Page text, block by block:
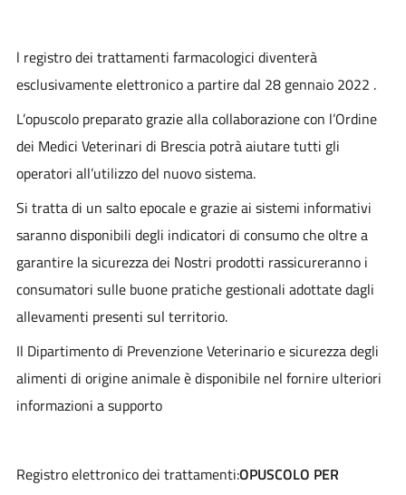
l registro dei trattamenti farmacologici diventerà
esclusivamente elettronico a partire dal 28 gennaio 2022 .
L’opuscolo preparato grazie alla collaborazione con l’Ordine
dei Medici Veterinari di Brescia potrà aiutare tutti gli
operatori all’utilizzo del nuovo sistema.
Si tratta di un salto epocale e grazie ai sistemi informativi
saranno disponibili degli indicatori di consumo che oltre a
garantire la sicurezza dei Nostri prodotti rassicureranno i
consumatori sulle buone pratiche gestionali adottate dagli
allevamenti presenti sul territorio.
Il Dipartimento di Prevenzione Veterinario e sicurezza degli
alimenti di origine animale è disponibile nel fornire ulteriori
informazioni a supporto
Registro elettronico dei trattamenti:OPUSCOLO PER